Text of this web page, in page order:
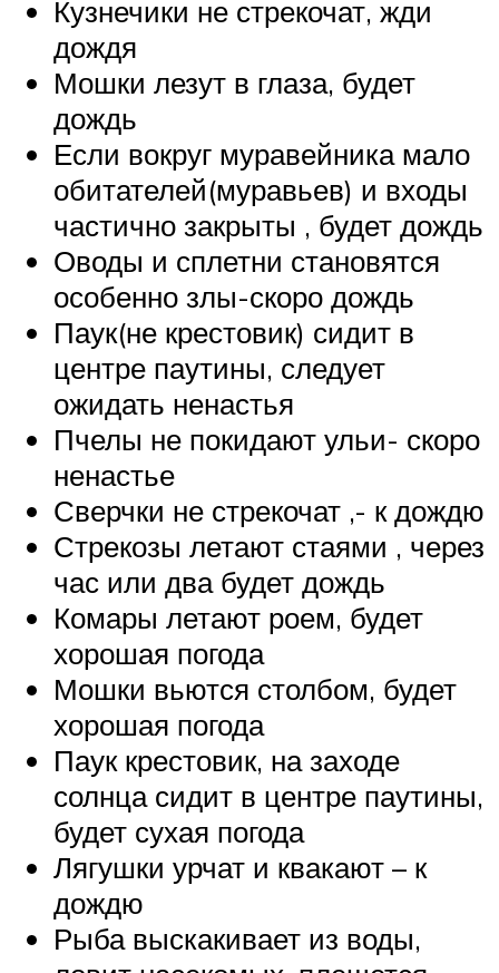
Кузнечики не стрекочат, жди
дождя
Мошки лезут в глаза, будет
дождь
Если вокруг муравейника мало
обитателей(муравьев) и входы
частично закрыты , будет дождь
Оводы и сплетни становятся
особенно злы-скоро дождь
Паук(не крестовик) сидит в
центре паутины, следует
ожидать ненастья
Пчелы не покидают ульи- скоро
ненастье
Сверчки не стрекочат ,- к дождю
Стрекозы летают стаями , через
час или два будет дождь
Комары летают роем, будет
хорошая погода
Мошки вьются столбом, будет
хорошая погода
Паук крестовик, на заходе
солнца сидит в центре паутины,
будет сухая погода
Лягушки урчат и квакают – к
дождю
Рыба выскакивает из воды,